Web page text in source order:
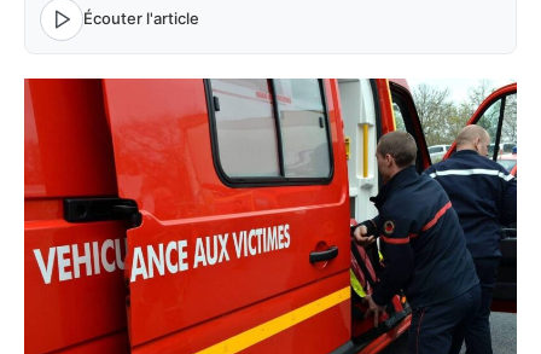
Écouter l'article